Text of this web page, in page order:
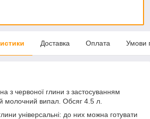
Доставка Оплата Умови
з червоної глини з застосуванням
молочний випал. Обсяг 4.5 л.
універсальні: до них можна готувати